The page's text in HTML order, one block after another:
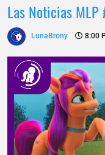
Las Noticias
LunaBrony 8:00